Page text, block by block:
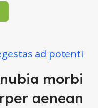
ad potenti
morbi
aenean